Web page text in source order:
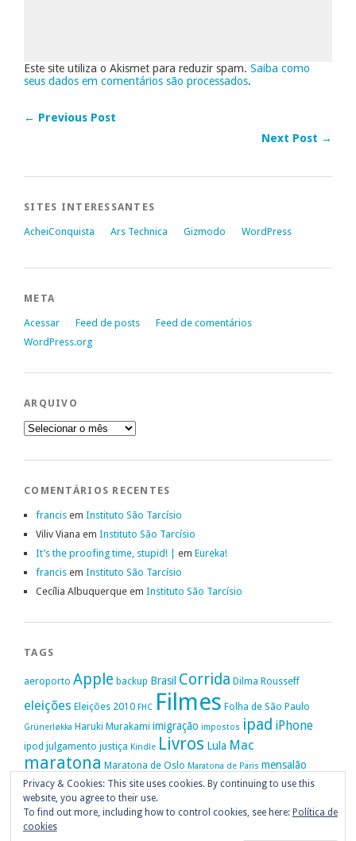
Este site utiliza o Akismet para reduzir spam. Saiba como
seus dados em comentários são processados.
← Previous Post
Next Post →
SITES INTERESSANTES
AcheiConquista Ars Technica Gizmodo WordPress
META
Acessar Feed de posts
Feed de comentários
WordPress.org
ARQUIVO
Arquivo
COMENTÁRIOS RECENTES
francis em Instituto São Tarcísio
Viliv Viana em Instituto São Tarcísio
It’s the proofing time, stupid! | em Eureka!
francis em Instituto São Tarcísio
Cecília Albuquerque em Instituto São Tarcísio
TAGS
aeroporto Apple backup Brasil Corrida Dilma Rousseff
eleições Eleições 2010 FHC Filmes Folha de São Paulo
Grünerløkka Haruki Murakami imigração impostos ipad iPhone
ipod julgamento justiça Kindle Livros Lula Mac
maratona Maratona de Oslo Maratona de Paris mensalão
movimento passe livre música nike Noruega OAB OiOsloPolítica
Portugal Privacidade protestos PT
Vitória da Conquista
Privacy & Cookies: This site uses cookies. By continuing to use this
website, you agree to their use.
To find out more, including how to control cookies, see here: Política de
cookies